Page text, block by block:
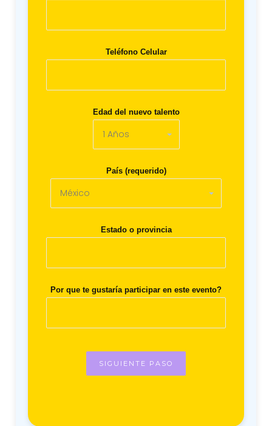
Teléfono Celular
Edad del nuevo talento
País (requerido)
Estado o provincia
Por que te gustaría participar en este evento?